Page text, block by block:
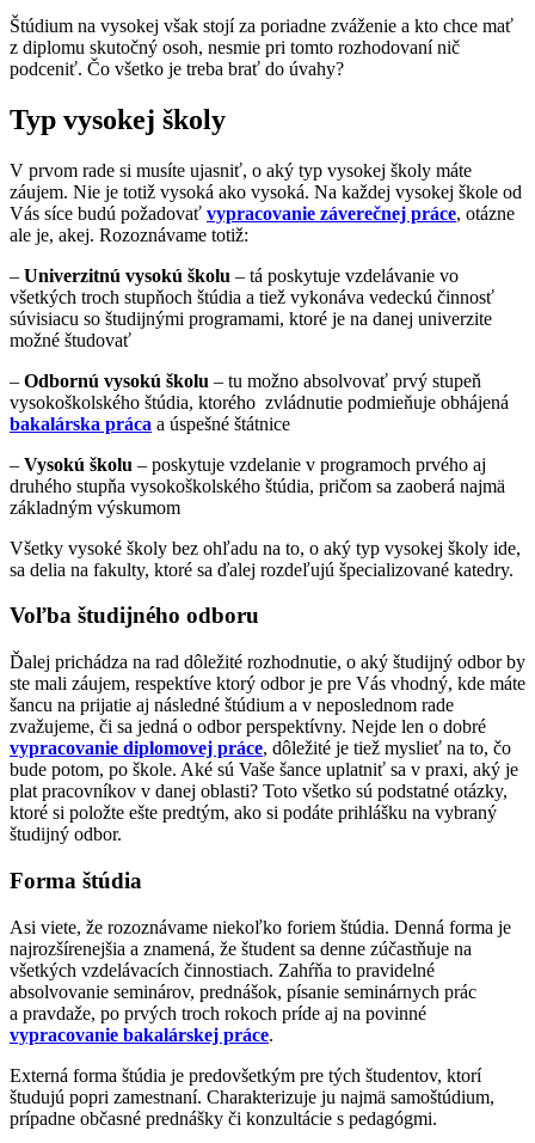
Štúdium na vysokej však stojí za poriadne zváženie a kto chce mať
z diplomu skutočný osoh, nesmie pri tomto rozhodovaní nič
podceniť. Čo všetko je treba brať do úvahy?
Typ vysokej školy
V prvom rade si musíte ujasniť, o aký typ vysokej školy máte
záujem. Nie je totiž vysoká ako vysoká. Na každej vysokej škole od
Vás síce budú požadovať vypracovanie záverečnej práce, otázne
ale je, akej. Rozoznávame totiž:
– Univerzitnú vysokú školu – tá poskytuje vzdelávanie vo
všetkých troch stupňoch štúdia a tiež vykonáva vedeckú činnosť
súvisiacu so študijnými programami, ktoré je na danej univerzite
možné študovať
– Odbornú vysokú školu – tu možno absolvovať prvý stupeň
vysokoškolského štúdia, ktorého zvládnutie podmieňuje obhájená
bakalárska práca a úspešné štátnice
– Vysokú školu – poskytuje vzdelanie v programoch prvého aj
druhého stupňa vysokoškolského štúdia, pričom sa zaoberá najmä
základným výskumom
Všetky vysoké školy bez ohľadu na to, o aký typ vysokej školy ide,
sa delia na fakulty, ktoré sa ďalej rozdeľujú špecializované katedry.
Voľba študijného odboru
Ďalej prichádza na rad dôležité rozhodnutie, o aký študijný odbor by
ste mali záujem, respektíve ktorý odbor je pre Vás vhodný, kde máte
šancu na prijatie aj následné štúdium a v neposlednom rade
zvažujeme, či sa jedná o odbor perspektívny. Nejde len o dobré
vypracovanie diplomovej práce, dôležité je tiež myslieť na to, čo
bude potom, po škole. Aké sú Vaše šance uplatniť sa v praxi, aký je
plat pracovníkov v danej oblasti? Toto všetko sú podstatné otázky,
ktoré si položte ešte predtým, ako si podáte prihlášku na vybraný
študijný odbor.
Forma štúdia
Asi viete, že rozoznávame niekoľko foriem štúdia. Denná forma je
najrozšírenejšia a znamená, že študent sa denne zúčastňuje na
všetkých vzdelávacích činnostiach. Zahŕňa to pravidelné
absolvovanie seminárov, prednášok, písanie seminárnych prác
a pravdaže, po prvých troch rokoch príde aj na povinné
vypracovanie bakalárskej práce.
Externá forma štúdia je predovšetkým pre tých študentov, ktorí
študujú popri zamestnaní. Charakterizuje ju najmä samoštúdium,
prípadne občasné prednášky či konzultácie s pedagógmi.